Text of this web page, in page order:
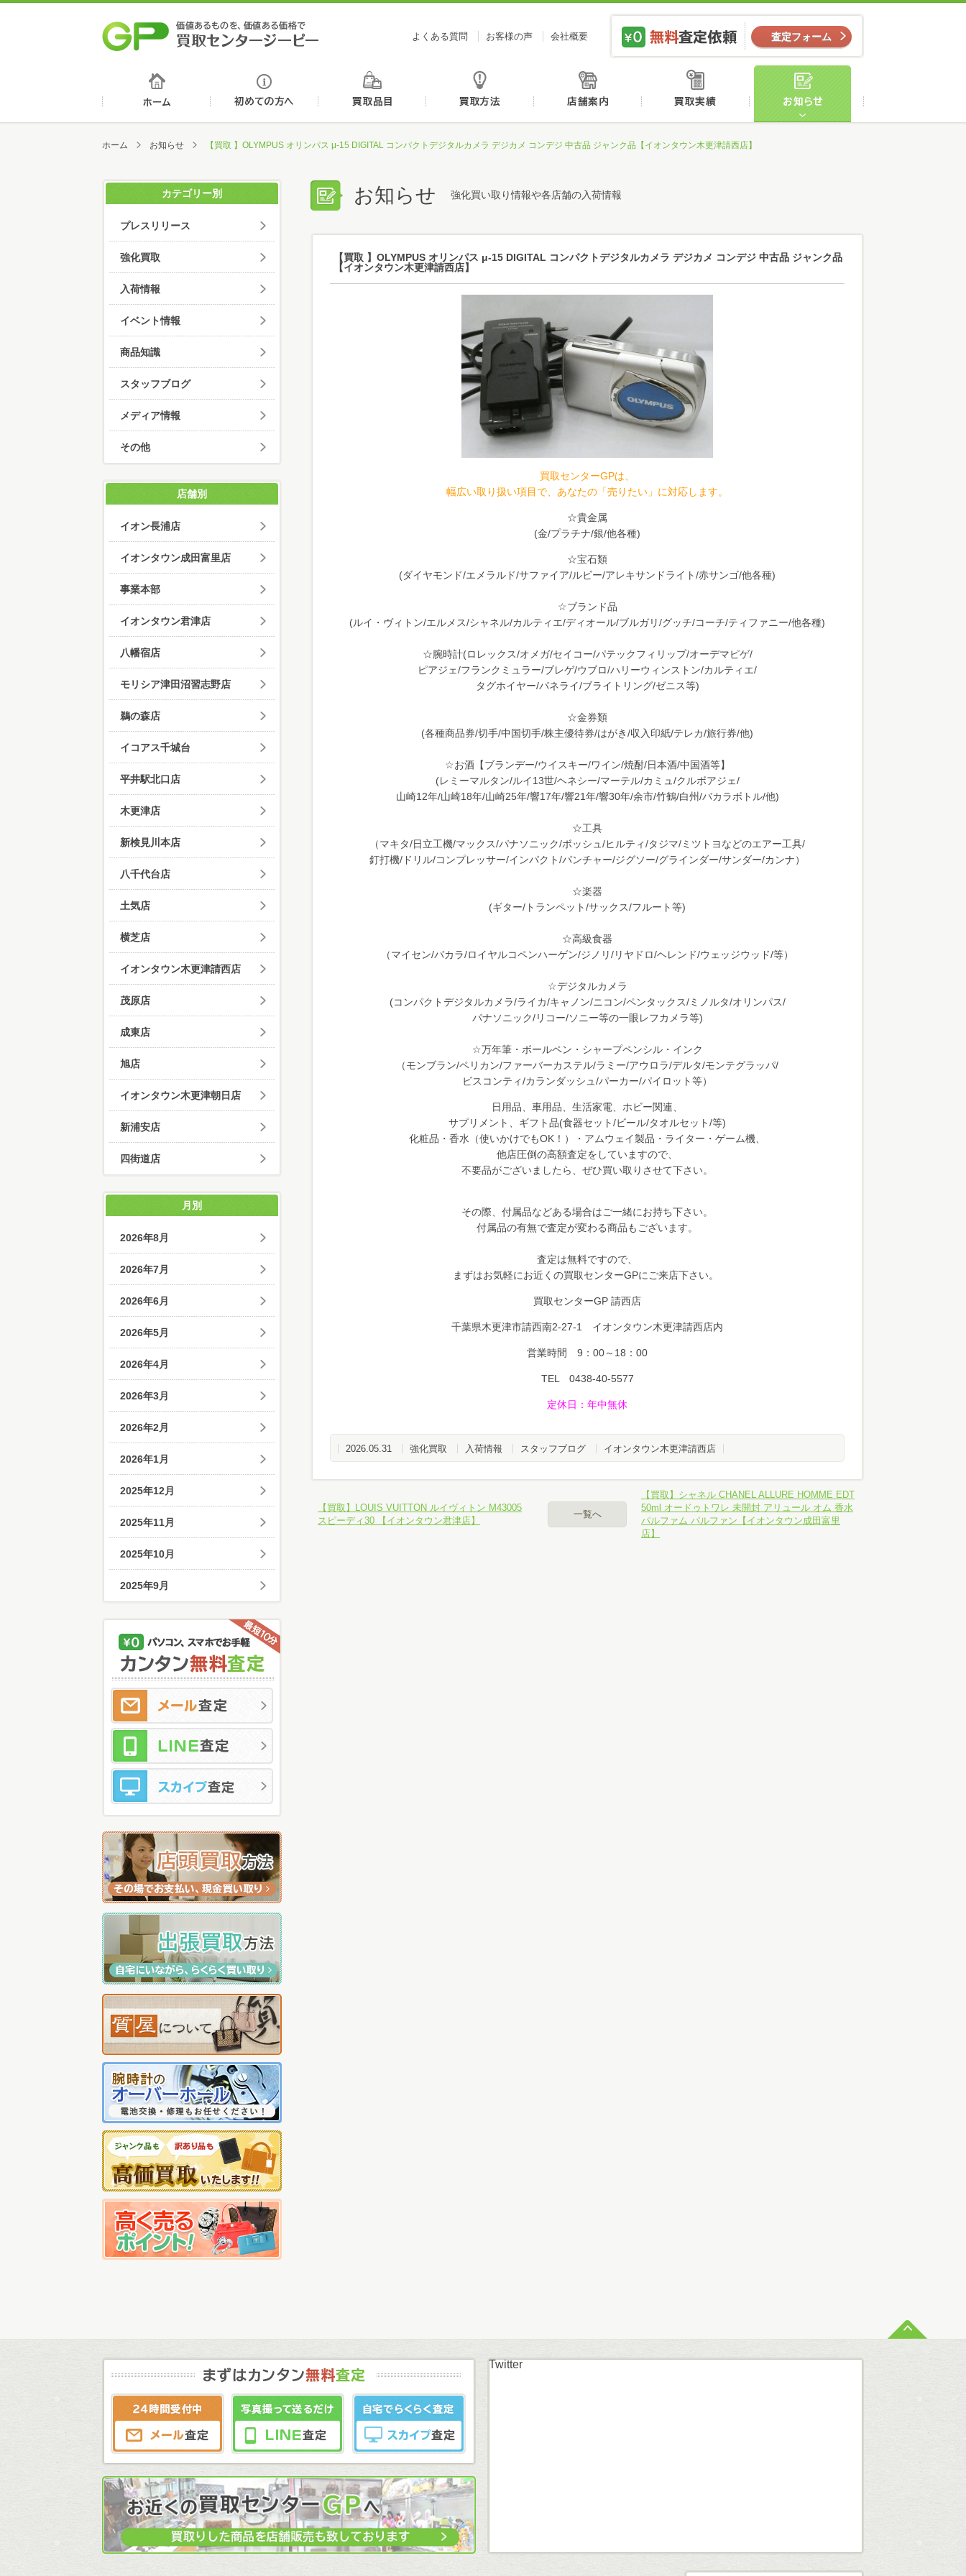
価値あるものを、価値ある価格で買取センタージーピー
よくある質問 お客様の声 会社概要
無料査定依頼
査定フォーム
初めての方へ 買取品目 買取方法 店舗案内 買取実績
ホーム お知らせ 【買取 】OLYMPUS オリンパス μ-15 DIGITAL コンパクトデジタルカメラ デジカメ コンデジ 中古品 ジャンク品【イオンタウン木更津請西店】
お知らせ 強化買い取り情報や各店舗の入荷情報
【買取 】OLYMPUS オリンパス μ-15 DIGITAL コンパクトデジタルカメラ デジカメ コンデジ 中古品 ジャンク品
【イオンタウン木更津請西店】
買取センターGPは、
幅広い取り扱い項目で、あなたの「売りたい」に対応します。
☆貴金属
(金/プラチナ/銀/他各種)
☆宝石類
(ダイヤモンド/エメラルド/サファイア/ルビー/アレキサンドライト/赤サンゴ/他各種)
☆ブランド品
(ルイ・ヴィトン/エルメス/シャネル/カルティエ/ディオール/ブルガリ/グッチ/コーチ/ティファニー/他各種)
☆腕時計(ロレックス/オメガ/セイコー/パテックフィリップ/オーデマピゲ/
ピアジェ/フランクミュラー/ブレゲ/ウブロ/ハリーウィンストン/カルティエ/
タグホイヤー/パネライ/ブライトリング/ゼニス等)
☆金券類
(各種商品券/切手/中国切手/株主優待券/はがき/収入印紙/テレカ/旅行券/他)
☆お酒【ブランデー/ウイスキー/ワイン/焼酎/日本酒/中国酒等】
(レミーマルタン/ルイ13世/ヘネシー/マーテル/カミュ/クルボアジェ/
山崎12年/山崎18年/山崎25年/響17年/響21年/響30年/余市/竹鶴/白州/バカラボトル/他)
☆工具
（マキタ/日立工機/マックス/パナソニック/ボッシュ/ヒルティ/タジマ/ミツトヨなどのエアー工具/
釘打機/ドリル/コンプレッサー/インパクト/パンチャー/ジグソー/グラインダー/サンダー/カンナ）
☆楽器
(ギター/トランペット/サックス/フルート等)
☆高級食器
（マイセン/バカラ/ロイヤルコペンハーゲン/ジノリ/リヤドロ/ヘレンド/ウェッジウッド/等）
☆デジタルカメラ
(コンパクトデジタルカメラ/ライカ/キャノン/ニコン/ペンタックス/ミノルタ/オリンパス/
パナソニック/リコー/ソニー等の一眼レフカメラ等)
☆万年筆・ボールペン・シャープペンシル・インク
（モンブラン/ペリカン/ファーバーカステル/ラミー/アウロラ/デルタ/モンテグラッパ/
ビスコンティ/カランダッシュ/パーカー/パイロット等）
日用品、車用品、生活家電、ホビー関連、
サプリメント、ギフト品(食器セット/ビール/タオルセット/等)
化粧品・香水（使いかけでもOK！）・アムウェイ製品・ライター・ゲーム機、
他店圧倒の高額査定をしていますので、
不要品がございましたら、ぜひ買い取りさせて下さい。
その際、付属品などある場合はご一緒にお持ち下さい。
付属品の有無で査定が変わる商品もございます。
査定は無料ですので、
まずはお気軽にお近くの買取センターGPにご来店下さい。
買取センターGP 請西店
千葉県木更津市請西南2-27-1 イオンタウン木更津請西店内
営業時間 9：00～18：00
TEL 0438-40-5577
定休日 ：年中無休
2026.05.31 強化買取 入荷情報 スタッフブログ イオンタウン木更津請西店
【買取】LOUIS VUITTON ルイヴィトン M43005
スピーディ30 【イオンタウン君津店】
一覧へ
【買取】シャネル CHANEL ALLURE HOMME EDT
50ml オードゥトワレ 未開封 アリュール オム 香水
パルファム パルファン【イオンタウン成田富里
店】
カテゴリー別
プレスリリース
強化買取
入荷情報
イベント情報
商品知識
スタッフブログ
メディア情報
その他
店舗別
イオン長浦店
イオンタウン成田富里店
事業本部
イオンタウン君津店
八幡宿店
モリシア津田沼習志野店
鵜の森店
イコアス千城台
平井駅北口店
木更津店
新検見川本店
八千代台店
土気店
横芝店
イオンタウン木更津請西店
茂原店
成東店
旭店
イオンタウン木更津朝日店
新浦安店
四街道店
月別
2026年8月
2026年7月
2026年6月
2026年5月
2026年4月
2026年3月
2026年2月
2026年1月
2025年12月
2025年11月
2025年10月
2025年9月
メール査定 LINE査定
Twitter